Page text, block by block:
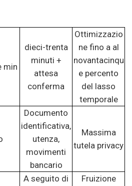
min
dieci-trenta
minuti +
attesa
conferma
Ottimizzazio
ne fino a al
novantacinqu
e percento
del lasso
temporale
Documento
identificativa,
utenza,
movimenti
bancario
Massima
tutela privacy
A seguito di Fruizione